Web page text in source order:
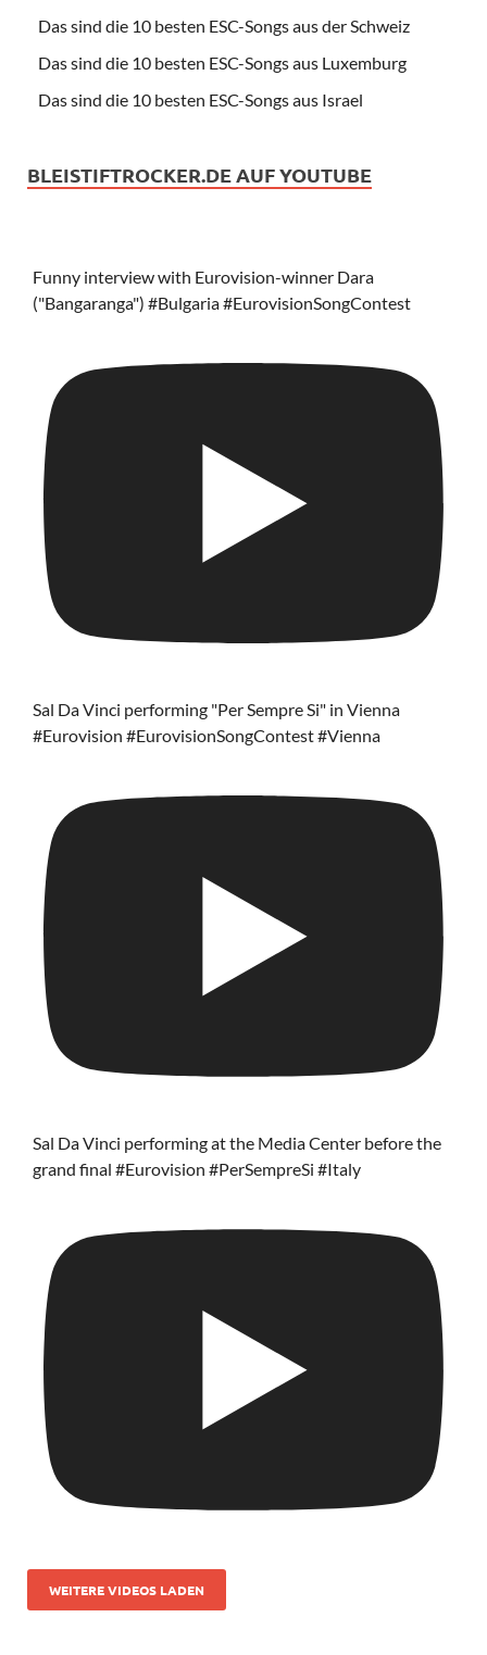
Das sind die 10 besten ESC-Songs aus der Schweiz
Das sind die 10 besten ESC-Songs aus Luxemburg
Das sind die 10 besten ESC-Songs aus Israel
BLEISTIFTROCKER.DE AUF YOUTUBE
Funny interview with Eurovision-winner Dara
("Bangaranga") #Bulgaria #EurovisionSongContest
Sal Da Vinci performing "Per Sempre Si" in Vienna
#Eurovision #EurovisionSongContest #Vienna
Sal Da Vinci performing at the Media Center before the
grand final #Eurovision #PerSempreSi #Italy
WEITERE VIDEOS LADEN